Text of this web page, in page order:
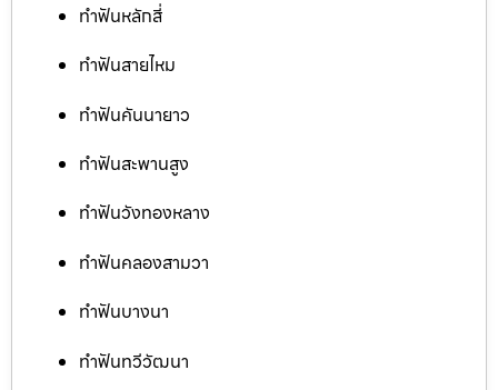
ทำฟันหลักสี่
ทำฟันสายไหม
ทำฟันคันนายาว
ทำฟันสะพานสูง
ทำฟันวังทองหลาง
ทำฟันคลองสามวา
ทำฟันบางนา
ทำฟันทวีวัฒนา